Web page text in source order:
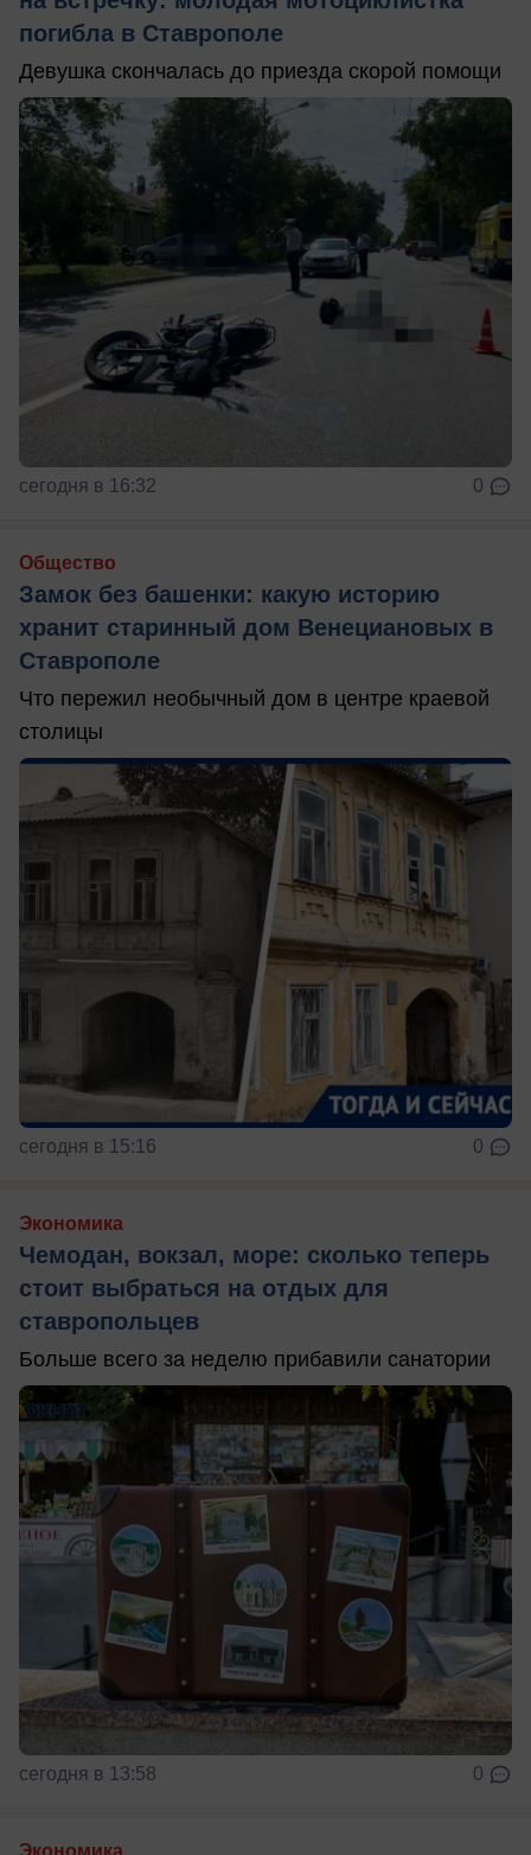
погибла в Ставрополе
Девушка скончалась до приезда скорой помощи
сегодня в 16:32 0
Общество
Замок без башенки: какую историю
хранит старинный дом Венециановых в
Ставрополе
Что пережил необычный дом в центре краевой
столицы
сегодня в 15:16 0
Экономика
Чемодан, вокзал, море: сколько теперь
стоит выбраться на отдых для
ставропольцев
Больше всего за неделю прибавили санатории
сегодня в 13:58 0
Экономика